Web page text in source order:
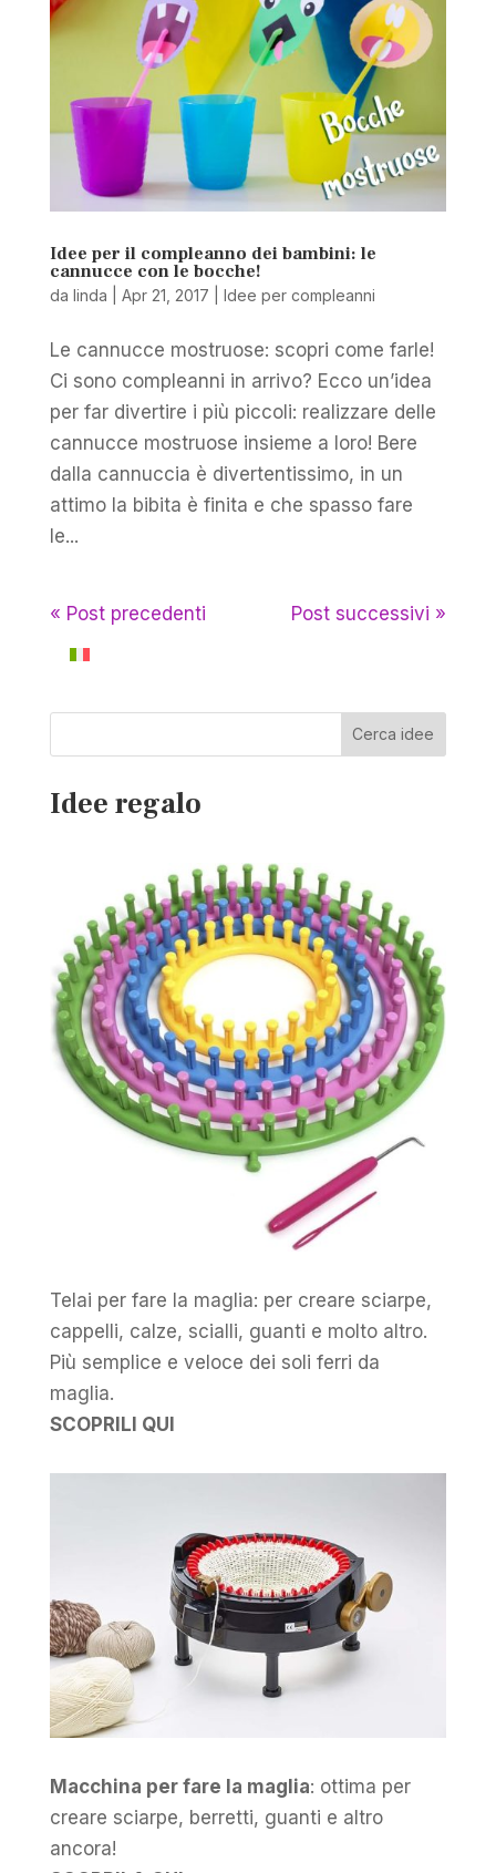
Idee per il compleanno dei bambini: le
cannucce con le bocche!
da linda Apr 21, 2017 Idee per compleanni
Le cannucce mostruose: scopri come farle!
Ci sono compleanni in arrivo? Ecco un’idea
per far divertire i più piccoli: realizzare delle
cannucce mostruose insieme a loro! Bere
dalla cannuccia è divertentissimo, in un
attimo la bibita è finita e che spasso fare
le...
« Post precedenti Post successivi »
Cerca idee
Idee regalo
Telai per fare la maglia: per creare sciarpe,
cappelli, calze, scialli, guanti e molto altro.
Più semplice e veloce dei soli ferri da
maglia.
SCOPRILI QUI
Macchina per fare la maglia: ottima per
creare sciarpe, berretti, guanti e altro
ancora!